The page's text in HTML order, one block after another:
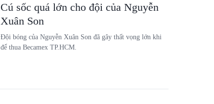
Cú sốc quá lớn cho đội của Nguyễn
Xuân Son
Đội bóng của Nguyễn Xuân Son đã gây thất vọng lớn khi
để thua Becamex TP.HCM.